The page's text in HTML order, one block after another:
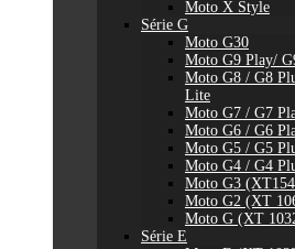
Moto X Style
Série G
Moto G30
Moto G9 Play/
Moto G8 / G8
Lite
Moto G7 / G7
Moto G6 / G6
Moto G5 / G5
Moto G4 / G4
Moto G3
Moto G2 (XT
Moto G (XT
Série E